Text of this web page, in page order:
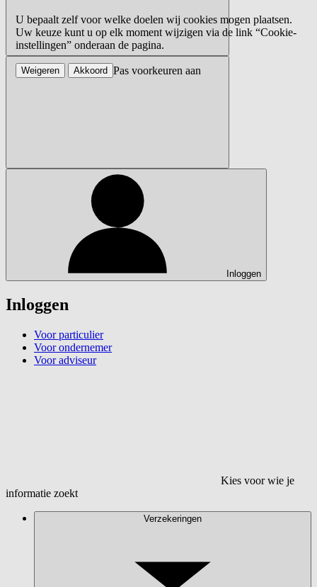
Inloggen
Inloggen
Voor particulier
Voor ondernemer
Voor adviseur
Kies voor wie je
informatie zoekt
Verzekeringen
U bepaalt zelf voor welke doelen wij cookies mogen plaatsen.
Uw keuze kunt u op elk moment wijzigen via de link “Cookie-
instellingen” onderaan de pagina.
Pas voorkeuren aan
Weigeren Akkoord